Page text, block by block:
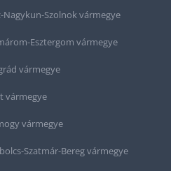
Nagykun-Szolnok vármegye
Esztergom vármegye
vármegye
vármegye
vármegye
Szatmár-Bereg vármegye